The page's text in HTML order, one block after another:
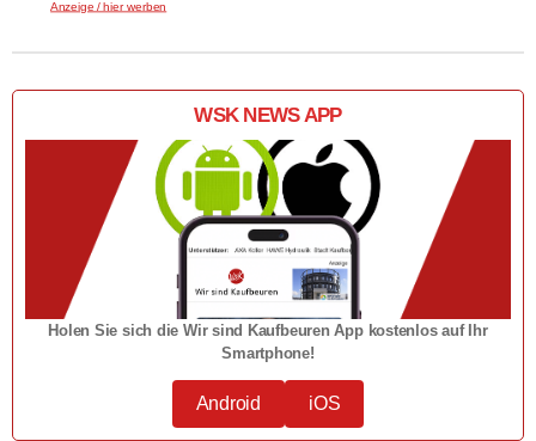
Anzeige / hier werben
WSK NEWS APP
Holen Sie sich die Wir sind Kaufbeuren App kostenlos auf Ihr
Smartphone!
Android iOS